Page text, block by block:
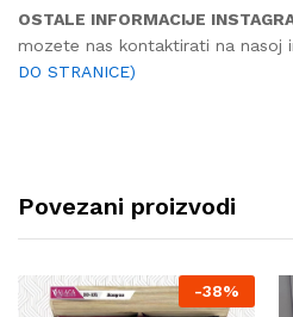
OSTALE INFORMACIJE
mozete nas kontaktirati na nasoj
DO STRANICE)
Povezani proizvodi
-38%